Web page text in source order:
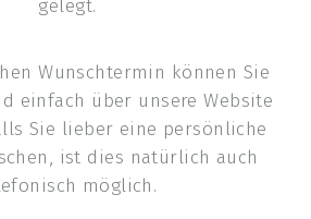
gelegt.
Wunschtermin können Sie
einfach über unsere Website
Sie lieber eine persönliche
ist dies natürlich auch
möglich.